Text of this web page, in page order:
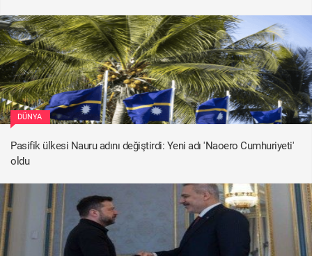
DÜNYA
Pasifik ülkesi Nauru adını değiştirdi: Yeni adı 'Naoero Cumhuriyeti'
oldu